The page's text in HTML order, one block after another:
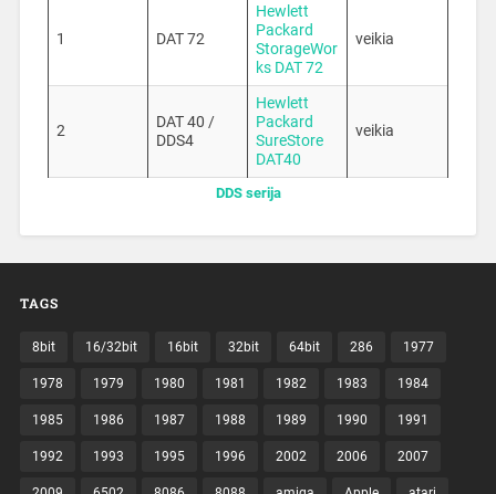
1 DAT 72
Hewlett
Packard
StorageWor
ks DAT 72
veikia
2
DAT 40 /
DDS4
Hewlett
Packard
SureStore
DAT40
veikia
DDS serija
TAGS
8bit 16/32bit 16bit 32bit 64bit 286 1977
1978 1979 1980 1981 1982 1983 1984
1985 1986 1987 1988 1989 1990 1991
1992 1993 1995 1996 2002 2006 2007